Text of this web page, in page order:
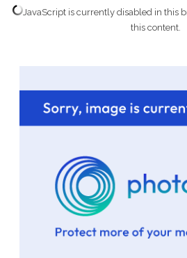
JavaScript is currently disabled in this
this content.